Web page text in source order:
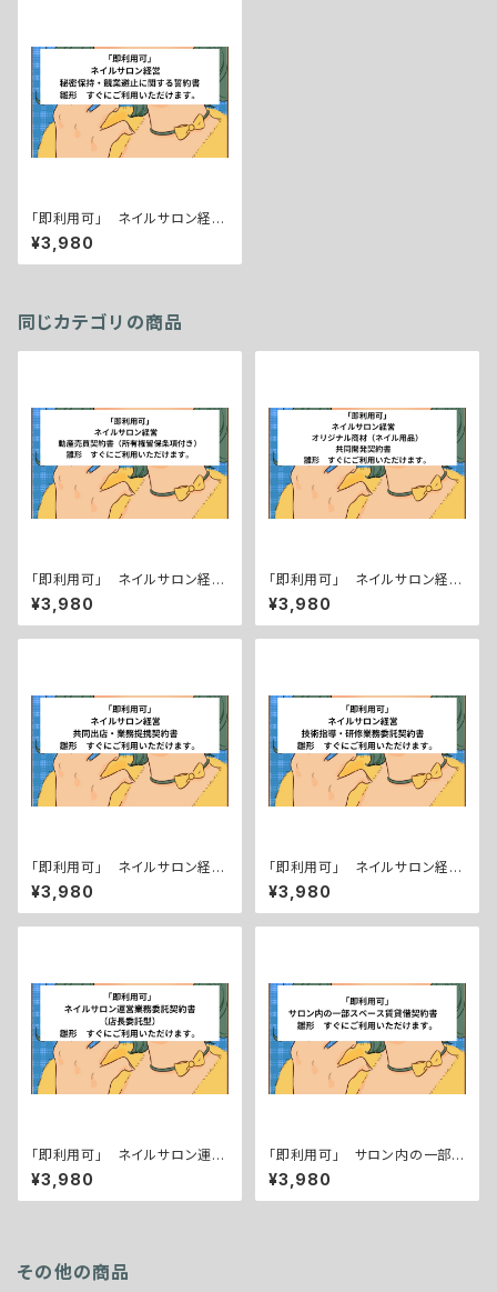
「即利用可」 ネイルサロン経
営 秘密保持・競業避止に関す
る誓約書 雛形 すぐにご利用
いただけます。
¥3,980
同じカテゴリの商品
「即利用可」 ネイルサロン経
営 動産売買契約書（所有権留
保条項付き） 雛形 すぐにご
利用いただけます。
¥3,980
「即利用可」 ネイルサロン経
営 オリジナル商材（ネイル用
品）共同開発契約書 雛形 す
ぐにご利用いただけます。
¥3,980
「即利用可」 ネイルサロン経
営 共同出店・業務提携契約
書 雛形 すぐにご利用いただ
けます。
¥3,980
「即利用可」 ネイルサロン経
営 技術指導・研修業務委託契
約書 雛形 すぐにご利用いた
だけます。
¥3,980
「即利用可」 ネイルサロン運営
業務委託契約書（店長委託型）
雛形 すぐにご利用いただけ
ます。
¥3,980
「即利用可」 サロン内の一部ス
ペース賃貸借契約書 雛形 す
ぐにご利用いただけます。
¥3,980
その他の商品